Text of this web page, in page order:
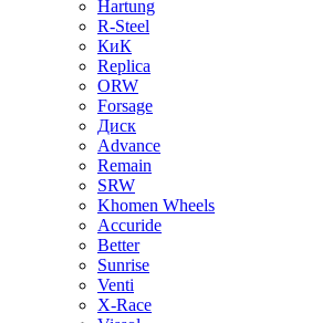
Hartung
R-Steel
КиК
Replica
ORW
Forsage
Диск
Advance
Remain
SRW
Khomen Wheels
Accuride
Better
Sunrise
Venti
X-Race